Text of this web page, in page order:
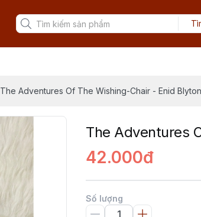
The Adventures Of The Wishing-Chair - Enid Blyton
The Adventures
42.000đ
Số lượng